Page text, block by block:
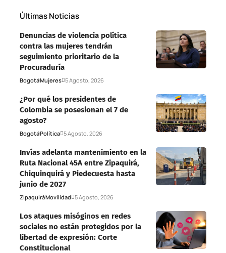
Últimas Noticias
Denuncias de violencia política
contra las mujeres tendrán
seguimiento prioritario de la
Procuraduría
BogotáMujeres 5 Agosto, 2026
¿Por qué los presidentes de
Colombia se posesionan el 7 de
agosto?
BogotáPolítica 5 Agosto, 2026
Invías adelanta mantenimiento en la
Ruta Nacional 45A entre Zipaquirá,
Chiquinquirá y Piedecuesta hasta
junio de 2027
ZipaquiráMovilidad 5 Agosto, 2026
Los ataques misóginos en redes
sociales no están protegidos por la
libertad de expresión: Corte
Constitucional